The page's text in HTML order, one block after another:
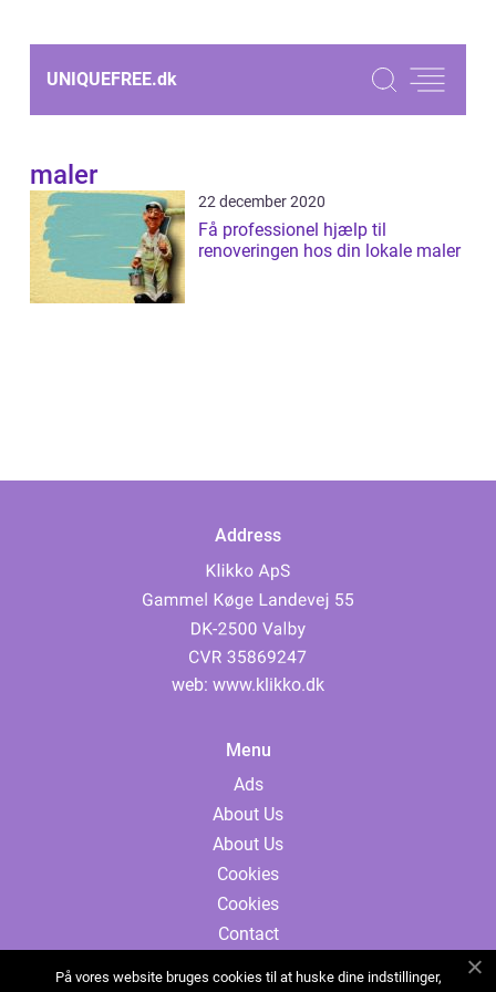
UNIQUEFREE.dk
maler
22 december 2020
Få professionel hjælp til
renoveringen hos din lokale maler
Address
web: www.klikko.dk
Menu
Ads
About Us
About Us
Cookies
Cookies
Contact
På vores website bruges cookies til at huske dine indstillinger,